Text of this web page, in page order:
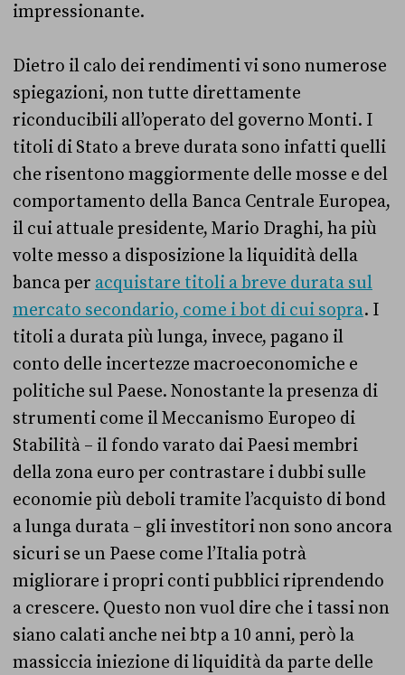
impressionante.
Dietro il calo dei rendimenti vi sono numerose
spiegazioni, non tutte direttamente
riconducibili all’operato del governo Monti. I
titoli di Stato a breve durata sono infatti quelli
che risentono maggiormente delle mosse e del
comportamento della Banca Centrale Europea,
il cui attuale presidente, Mario Draghi, ha più
volte messo a disposizione la liquidità della
banca per acquistare titoli a breve durata sul
mercato secondario, come i bot di cui sopra. I
titoli a durata più lunga, invece, pagano il
conto delle incertezze macroeconomiche e
politiche sul Paese. Nonostante la presenza di
strumenti come il Meccanismo Europeo di
Stabilità – il fondo varato dai Paesi membri
della zona euro per contrastare i dubbi sulle
economie più deboli tramite l’acquisto di bond
a lunga durata – gli investitori non sono ancora
sicuri se un Paese come l’Italia potrà
migliorare i propri conti pubblici riprendendo
a crescere. Questo non vuol dire che i tassi non
siano calati anche nei btp a 10 anni, però la
massiccia iniezione di liquidità da parte delle